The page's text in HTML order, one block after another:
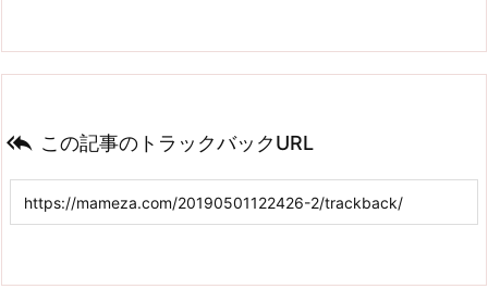
 この記事のトラックバックURL